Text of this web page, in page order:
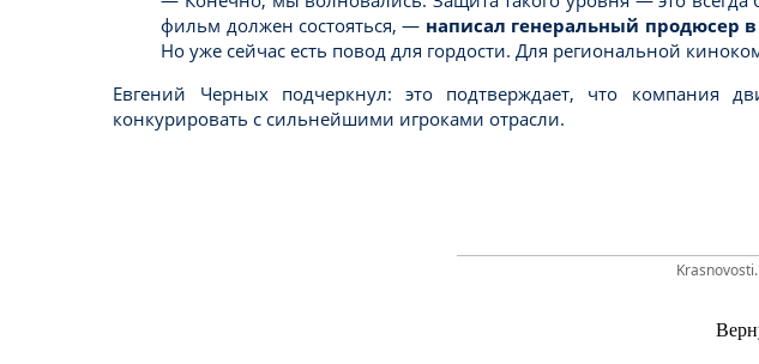
фильм должен состояться, — написал генеральный продюсер
Но уже сейчас есть повод для гордости. Для региональной
Евгений Черных подчеркнул: это подтверждает, что компания
конкурировать с сильнейшими игроками отрасли.